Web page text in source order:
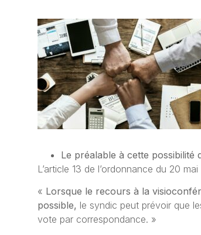
Le préalable à cette possibilité
L’article 13 de l’ordonnance du 20
« Lorsque le recours à la
possible, le syndic peut prévoir que
vote par correspondance. »